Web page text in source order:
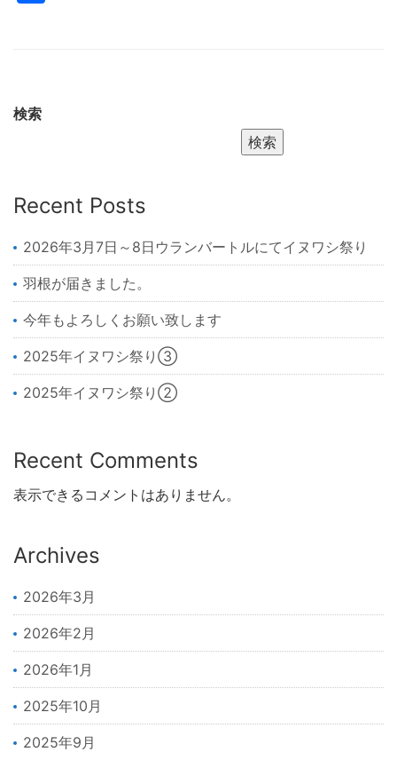
検索
検索
Recent Posts
2026年3月7日～8日ウランバートルにてイヌワシ祭り
羽根が届きました。
今年もよろしくお願い致します
2025年イヌワシ祭り③
2025年イヌワシ祭り②
Recent Comments
表示できるコメントはありません。
Archives
2026年3月
2026年2月
2026年1月
2025年10月
2025年9月